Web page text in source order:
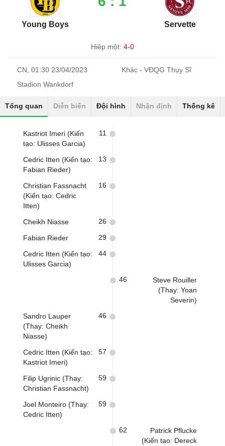
Young Boys Servette
Hiệp một: 4-0
CN, 01:30 23/04/2023
Khác - VĐQG Thụy Sĩ
Stadion Wankdorf
Tổng quan Diễn biến Đội hình Nhận định Thống kê
Kastriot Imeri (Kiến
tạo: Ulisses Garcia)
11
Cedric Itten (Kiến tạo:
Fabian Rieder)
13
Christian Fassnacht
(Kiến tạo: Cedric
Itten)
16
Cheikh Niasse 26
Fabian Rieder 29
Cedric Itten (Kiến tạo:
Ulisses Garcia)
44
Steve Rouiller
(Thay: Yoan
Severin)
46
Sandro Lauper
(Thay: Cheikh
Niasse)
46
Cedric Itten (Kiến tạo:
Kastriot Imeri)
57
Filip Ugrinic (Thay:
Christian Fassnacht)
59
Joel Monteiro (Thay:
Cedric Itten)
59
Patrick Pflucke
(Kiến tạo: Dereck
62